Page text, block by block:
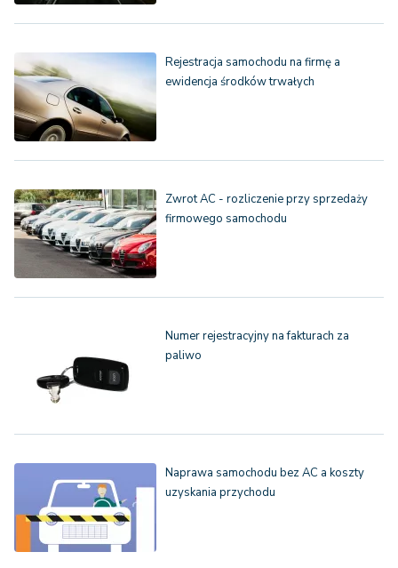
Rejestracja samochodu na firmę a
ewidencja środków trwałych
Zwrot AC - rozliczenie przy sprzedaży
firmowego samochodu
Numer rejestracyjny na fakturach za
paliwo
Naprawa samochodu bez AC a koszty
uzyskania przychodu